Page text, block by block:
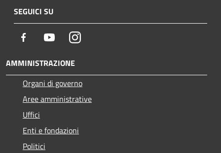
SEGUICI SU
Facebook YoutubeInstagram
AMMINISTRAZIONE
Organi di governo
Aree amministrative
Uffici
Enti e fondazioni
Politici